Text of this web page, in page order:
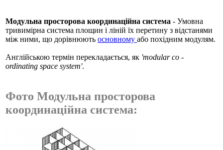
Модульна просторова координаційна система - Умовна
тривимірна система площин і ліній їх перетину з відстанями
між ними, що дорівнюють основному або похідним модулям.
Англійською термін перекладається, як 'modular co -
ordinating space system'.
Фото Модульна просторова
координаційна система: